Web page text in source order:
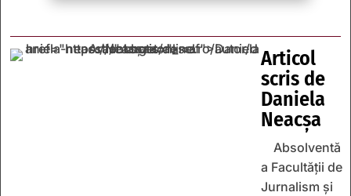
Articol
scris de
Daniela
Neacșa
Absolventă
a Facultății de
Jurnalism și